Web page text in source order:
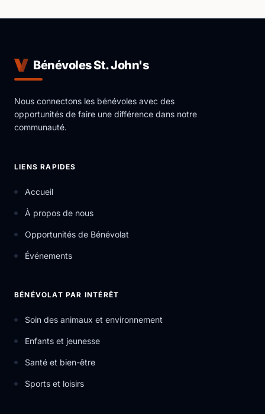
Bénévoles St. John's
Nous connectons les bénévoles avec des
opportunités de faire une différence dans notre
communauté.
LIENS RAPIDES
Accueil
À propos de nous
Opportunités de Bénévolat
Événements
BÉNÉVOLAT PAR INTÉRÊT
Soin des animaux et environnement
Enfants et jeunesse
Santé et bien-être
Sports et loisirs